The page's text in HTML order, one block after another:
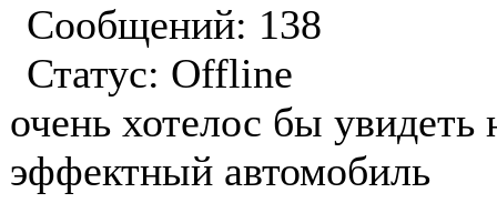
Сообщений: 138
Статус: Offline
очень хотелос бы
эффектный автомобиль